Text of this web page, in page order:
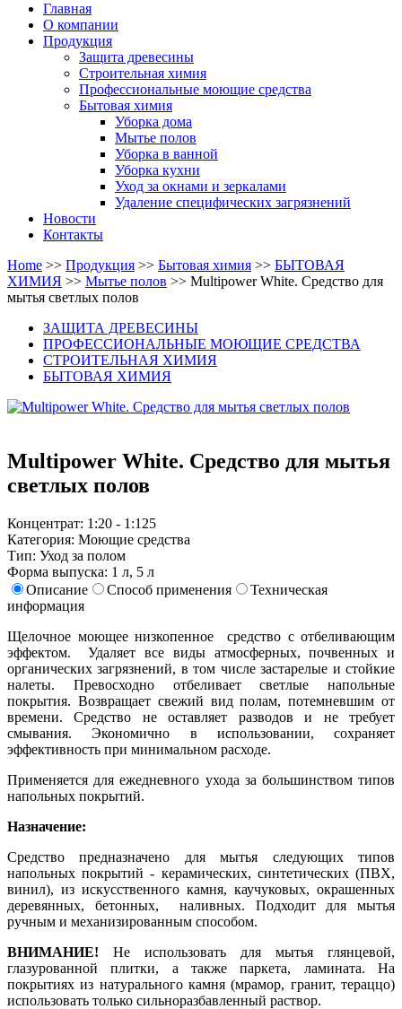
Главная
О компании
Продукция
Защита древесины
Строительная химия
Профессиональные моющие средства
Бытовая химия
Уборка дома
Мытье полов
Уборка в ванной
Уборка кухни
Уход за окнами и зеркалами
Удаление специфических загрязнений
Новости
Контакты
Home >> Продукция >> Бытовая химия >> БЫТОВАЯ
ХИМИЯ >> Мытье полов >> Multipower White. Средство для
мытья светлых полов
ЗАЩИТА ДРЕВЕСИНЫ
ПРОФЕССИОНАЛЬНЫЕ МОЮЩИЕ СРЕДСТВА
СТРОИТЕЛЬНАЯ ХИМИЯ
БЫТОВАЯ ХИМИЯ
Multipower White. Средство для мытья
светлых полов
Концентрат: 1:20 - 1:125
Категория: Моющие средства
Тип: Уход за полом
Форма выпуска: 1 л, 5 л
Описание
Способ применения
Техническая
информация
Щелочное моющее низкопенное средство с отбеливающим
эффектом. Удаляет все виды атмосферных, почвенных и
органических загрязнений, в том числе застарелые и стойкие
налеты. Превосходно отбеливает светлые напольные
покрытия. Возвращает свежий вид полам, потемневшим от
времени. Средство не оставляет разводов и не требует
смывания. Экономично в использовании, сохраняет
эффективность при минимальном расходе.
Применяется для ежедневного ухода за большинством типов
напольных покрытий.
Назначение:
Средство предназначено для мытья следующих типов
напольных покрытий - керамических, синтетических (ПВХ,
винил), из искусственного камня, каучуковых, окрашенных
деревянных, бетонных, наливных. Подходит для мытья
ручным и механизированным способом.
ВНИМАНИЕ! Не использовать для мытья глянцевой,
глазурованной плитки, а также паркета, ламината. На
покрытиях из натурального камня (мрамор, гранит, тераццо)
использовать только сильноразбавленный раствор.